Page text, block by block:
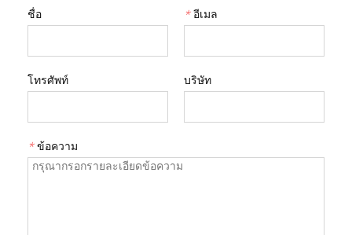
ชื่อ * อีเมล
โทรศัพท์ บริษัท
* ข้อความ